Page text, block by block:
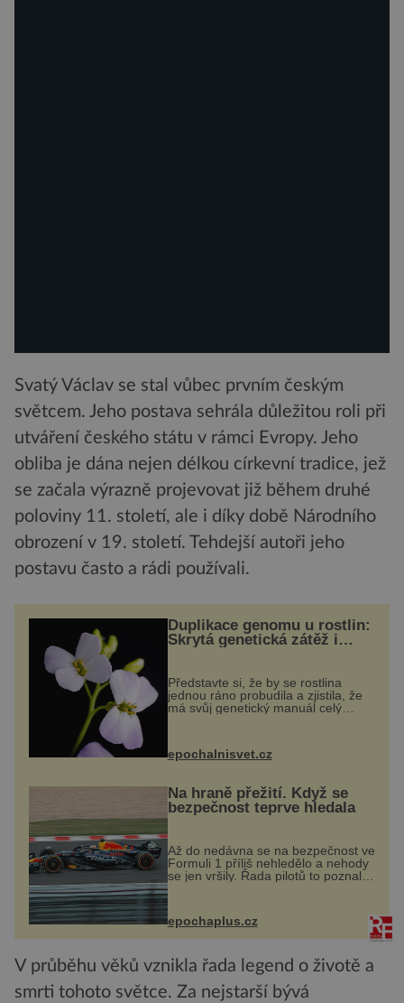
Svatý Václav se stal vůbec prvním českým
světcem. Jeho postava sehrála důležitou roli při
utváření českého státu v rámci Evropy. Jeho
obliba je dána nejen délkou církevní tradice, jež
se začala výrazně projevovat již během druhé
poloviny 11. století, ale i díky době Národního
obrození v 19. století. Tehdejší autoři jeho
postavu často a rádi používali.
Duplikace genomu u rostlin:
Skrytá genetická zátěž i
Představte si, že by se rostlina
jednou ráno probudila a zjistila, že
má svůj genetický manuál celý
výzkumu to může být pro druhy
vstupenka...
epochalnisvet.cz
Na hraně přežití. Když se
bezpečnost teprve hledala
Až do nedávna se na bezpečnost ve
Formuli 1 příliš nehledělo a nehody
se jen vršily. Řada pilotů to poznala
na vlastní kůži, často s trvalými
následky nebo bohužel i ztrátou
života. Dnes nepochopiteln...
epochaplus.cz
V průběhu věků vznikla řada legend o životě a
smrti tohoto světce. Za nejstarší bývá